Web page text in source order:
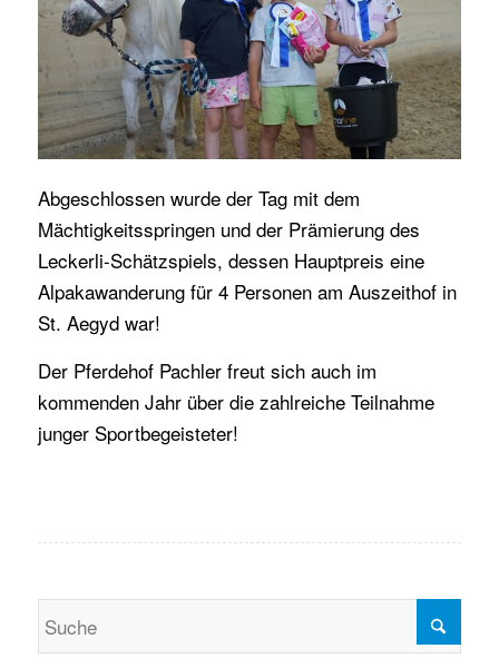
Abgeschlossen wurde der Tag mit dem
Mächtigkeitsspringen und der Prämierung des
Leckerli-Schätzspiels, dessen Hauptpreis eine
Alpakawanderung für 4 Personen am Auszeithof in
St. Aegyd war!
Der Pferdehof Pachler freut sich auch im
kommenden Jahr über die zahlreiche Teilnahme
junger Sportbegeisteter!